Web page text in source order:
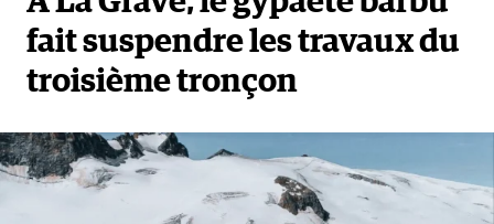
9. Est-ce obligatoire pour les
compétitions de ski ?
Pour les compétitions, les pistes doivent répondre à
un standard pour des questions d’équité et de
fait suspendre les travaux du
troisième tronçon